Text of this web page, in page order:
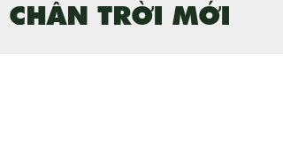
CHÂN TRỜI MỚI